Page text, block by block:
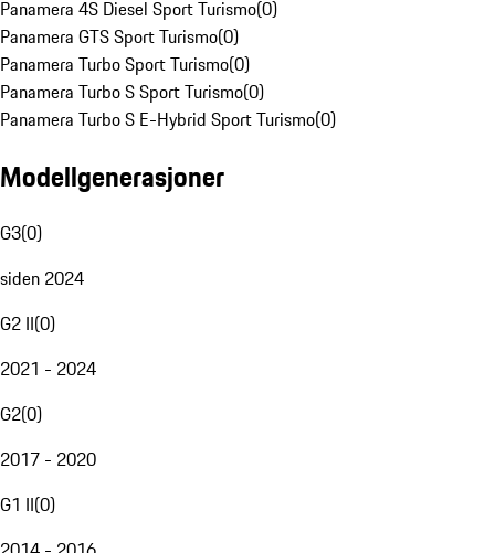
Panamera 4S Diesel Sport Turismo(0)
Panamera GTS Sport Turismo(0)
Panamera Turbo Sport Turismo(0)
Panamera Turbo S Sport Turismo(0)
Panamera Turbo S E-Hybrid Sport Turismo(0)
Modellgenerasjoner
G3(0)
siden 2024
G2 II(0)
2021 - 2024
G2(0)
2017 - 2020
G1 II(0)